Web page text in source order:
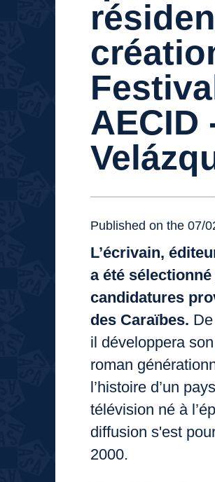
AECID
Published on the 07/
L’écrivain,
a été
candidatures
des Caraïbes.
il développera
roman
l’histoire d’un
télévision né à
diffusion s'est
2000.